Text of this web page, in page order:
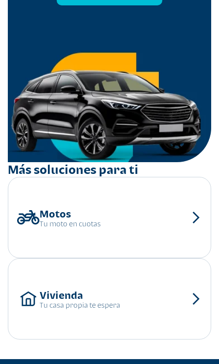
Más soluciones para ti
Tu moto en cuotas
Tu casa propia te espera